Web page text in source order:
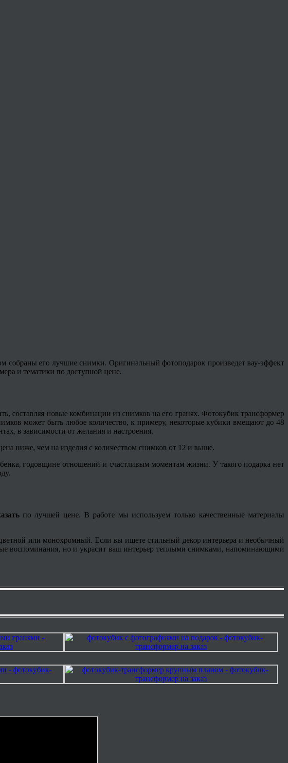
собраны его лучшие снимки. Оригинальный фотоподарок произведет вау-эффект
и тематики по доступной цене.
составляя новые комбинации из снимков на его гранях. Фотокубик трансформер
может быть любое количество, к примеру, некоторые кубики вмещают до 48
в зависимости от желания и настроения.
ниже, чем на изделия с количеством снимков от 12 и выше.
годовщине отношений и счастливым моментам жизни. У такого подарка нет
по лучшей цене. В работе мы используем только качественные материалы
цветной или монохромный. Если вы ищете стильный декор интерьера и необычный
воспоминания, но и украсит ваш интерьер теплыми снимками, напоминающими